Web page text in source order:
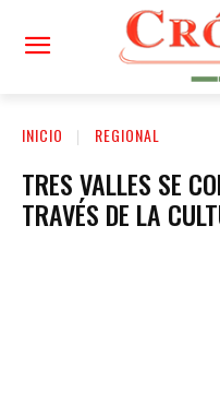
INICIO REGIONAL
TRES VALLES SE
TRAVÉS DE LA